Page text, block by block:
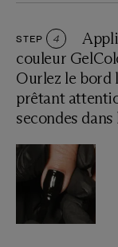
STEP 4
couleur
Ourlez le bord
prêtant
secondes